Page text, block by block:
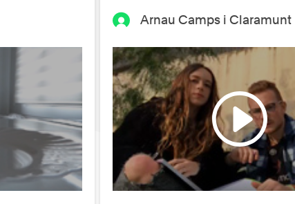
Arnau Camps i Claramunt